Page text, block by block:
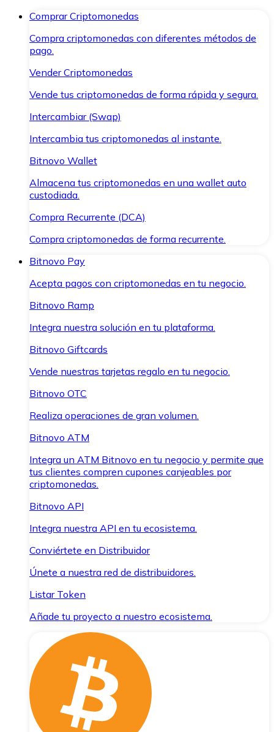
Comprar Criptomonedas
Compra criptomonedas con diferentes métodos de
pago.
Vender Criptomonedas
Vende tus criptomonedas de forma rápida y segura.
Intercambiar (Swap)
Intercambia tus criptomonedas al instante.
Bitnovo Wallet
Almacena tus criptomonedas en una wallet auto
custodiada.
Compra Recurrente (DCA)
Compra criptomonedas de forma recurrente.
Bitnovo Pay
Acepta pagos con criptomonedas en tu negocio.
Bitnovo Ramp
Integra nuestra solución en tu plataforma.
Bitnovo Giftcards
Vende nuestras tarjetas regalo en tu negocio.
Bitnovo OTC
Realiza operaciones de gran volumen.
Bitnovo ATM
Integra un ATM Bitnovo en tu negocio y permite que
tus clientes compren cupones canjeables por
criptomonedas.
Bitnovo API
Integra nuestra API en tu ecosistema.
Conviértete en Distribuidor
Únete a nuestra red de distribuidores.
Listar Token
Añade tu proyecto a nuestro ecosistema.